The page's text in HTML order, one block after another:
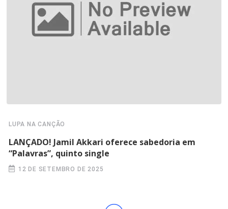
LUPA NA CANÇÃO
LANÇADO! Jamil Akkari oferece sabedoria em
“Palavras”, quinto single
12 DE SETEMBRO DE 2025